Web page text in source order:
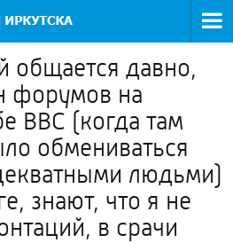
общается давно,
форумов на
ВВС (когда там
обмениваться
людьми)
знают, что я не
в срачи